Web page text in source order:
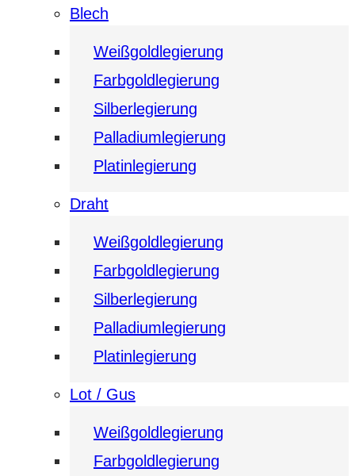
Blech
Weißgoldlegierung
Farbgoldlegierung
Silberlegierung
Palladiumlegierung
Platinlegierung
Draht
Weißgoldlegierung
Farbgoldlegierung
Silberlegierung
Palladiumlegierung
Platinlegierung
Lot / Gus
Weißgoldlegierung
Farbgoldlegierung